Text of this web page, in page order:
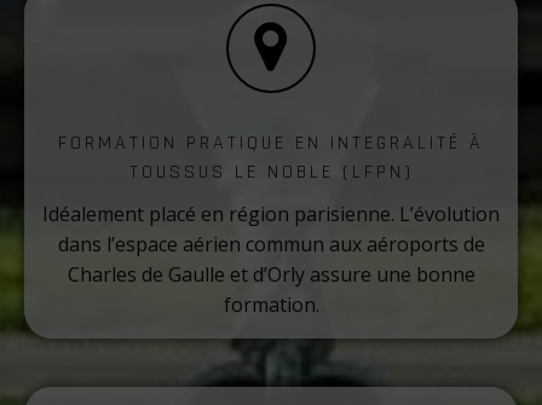
FORMATION PRATIQUE EN INTEGRALITÉ À
TOUSSUS LE NOBLE (LFPN)
Idéalement placé en région parisienne. L’évolution
dans l’espace aérien commun aux aéroports de
Charles de Gaulle et d’Orly assure une bonne
formation.